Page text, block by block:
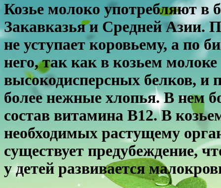
Козье молоко употребляют в
Закавказья и Средней Азии.
не уступает коровьему, а по
него, так как в козьем
высокодисперсных белков, и
более нежные хлопья. В нем
состав витамина В12. В
необходимых растущему
существует предубеждение,
у детей развивается